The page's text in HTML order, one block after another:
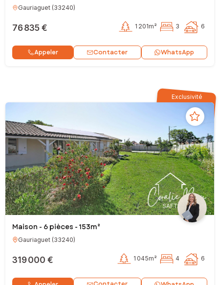
Gauriaguet(33240)
76 835 € 1 201m² 3 6
Appeler Contacter WhatsApp
Exclusivité
Maison - 6 pièces - 153m²
Gauriaguet(33240)
319 000 € 1 045m² 4 6